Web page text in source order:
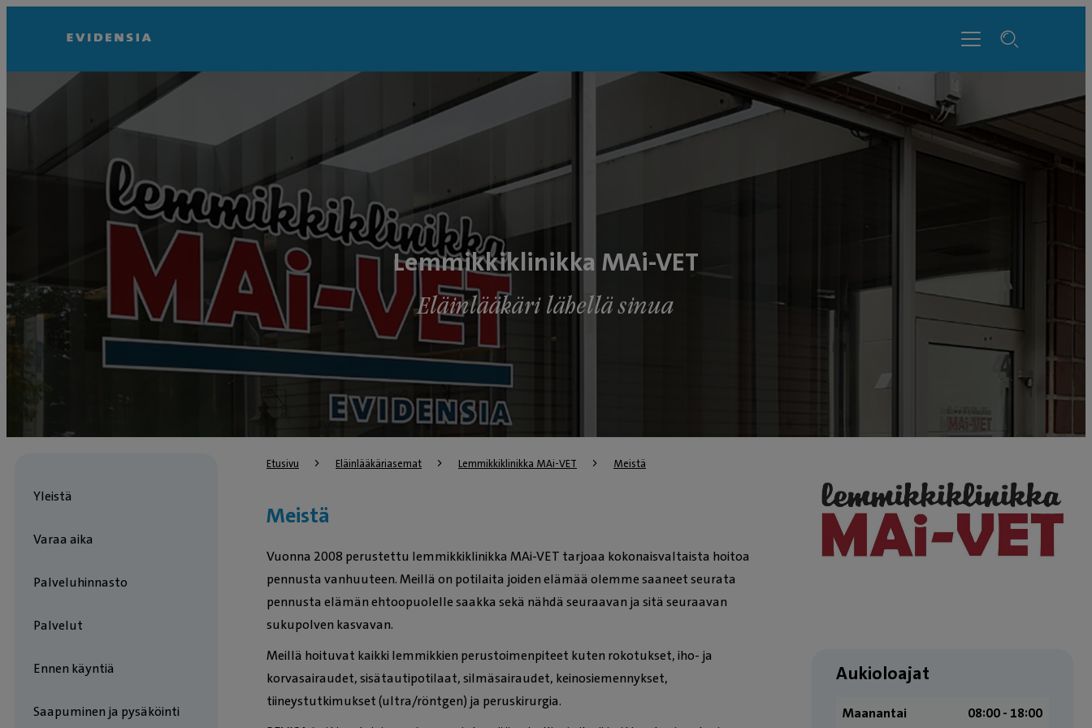
Lemmikkiklinikka MAi-VET
Eläinlääkäri lähellä sinua
Etusivu Eläinlääkäriasemat Lemmikkiklinikka MAi-VET Meistä
Yleistä
Varaa aika
Palveluhinnasto
Palvelut
Ennen käyntiä
Saapuminen ja pysäköinti
Meistä
Vuonna 2008 perustettu lemmikkiklinikka MAi-VET tarjoaa kokonaisvaltaista hoitoa
pennusta vanhuuteen. Meillä on potilaita joiden elämää olemme saaneet seurata
pennusta elämän ehtoopuolelle saakka sekä nähdä seuraavan ja sitä seuraavan
sukupolven kasvavan.
Meillä hoituvat kaikki lemmikkien perustoimenpiteet kuten rokotukset, iho- ja
korvasairaudet, sisätautipotilaat, silmäsairaudet, keinosiemennykset,
tiineystutkimukset (ultra/röntgen) ja peruskirurgia.
Aukioloajat
Maanantai
08:00 - 18:00